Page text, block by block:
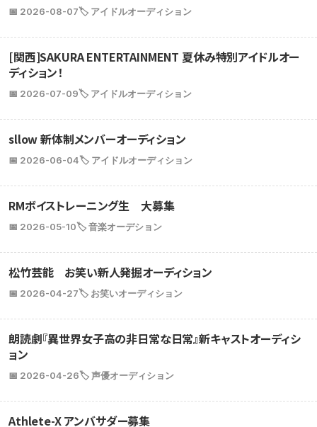
📅 2026-08-07🏷️ アイドルオーディション
[関西]SAKURA ENTERTAINMENT 夏休み特別アイドルオー
ディション！
📅 2026-07-09🏷️ アイドルオーディション
sllow 新体制メンバーオーディション
📅 2026-06-04🏷️ アイドルオーディション
RMボイストレーニング生 大募集
📅 2026-05-10🏷️ 音楽オーデション
松竹芸能 お笑い新人発掘オーディション
📅 2026-04-27🏷️ お笑いオーディション
朗読劇『異世界女子高の非日常な日常』新キャストオーディシ
ョン
📅 2026-04-26🏷️ 声優オーディション
Athlete-X アンバサダー募集